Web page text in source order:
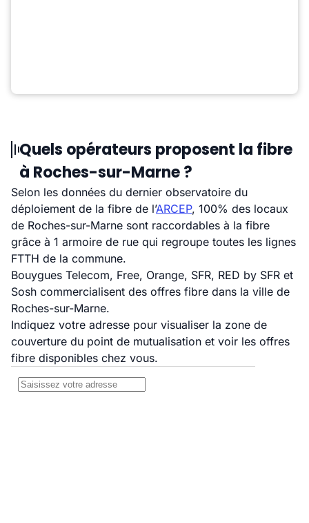
Quels opérateurs proposent la fibre
à Roches-sur-Marne ?
Selon les données du dernier observatoire du
déploiement de la fibre de l’ARCEP, 100% des locaux
de Roches-sur-Marne sont raccordables à la fibre
grâce à 1 armoire de rue qui regroupe toutes les lignes
FTTH de la commune.
Bouygues Telecom, Free, Orange, SFR, RED by SFR et
Sosh commercialisent des offres fibre dans la ville de
Roches-sur-Marne.
Indiquez votre adresse pour visualiser la zone de
couverture du point de mutualisation et voir les offres
fibre disponibles chez vous.